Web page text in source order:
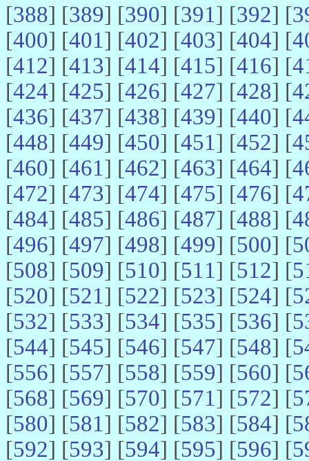
[388] [389] [390] [391] [392] [
[400] [401] [402] [403] [404] [
[412] [413] [414] [415] [416] [
[424] [425] [426] [427] [428] [
[436] [437] [438] [439] [440] [
[448] [449] [450] [451] [452] [
[460] [461] [462] [463] [464] [
[472] [473] [474] [475] [476] [
[484] [485] [486] [487] [488] [
[496] [497] [498] [499] [500] [
[508] [509] [510] [511] [512] [
[520] [521] [522] [523] [524] [
[532] [533] [534] [535] [536] [
[544] [545] [546] [547] [548] [
[556] [557] [558] [559] [560] [
[568] [569] [570] [571] [572] [
[580] [581] [582] [583] [584] [
[592] [593] [594] [595] [596] [